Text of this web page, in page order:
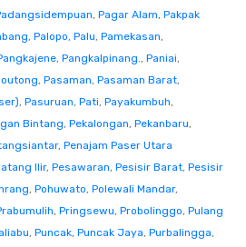
, Pagar Alam, Pakpak
, Palopo, Palu, Pamekasan,
, Pangkalpinang., Paniai,
, Pasaman, Pasaman Barat,
, Pasuruan, Pati, Payakumbuh,
Bintang, Pekalongan, Pekanbaru,
, Penajam Paser Utara
Ilir, Pesawaran, Pesisir Barat, Pesisir
, Pohuwato, Polewali Mandar,
, Pringsewu, Probolinggo, Pulang
, Puncak, Puncak Jaya, Purbalingga,